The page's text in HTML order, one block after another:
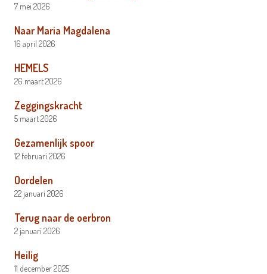
7 mei 2026
Naar Maria Magdalena
16 april 2026
HEMELS
26 maart 2026
Zeggingskracht
5 maart 2026
Gezamenlijk spoor
12 februari 2026
Oordelen
22 januari 2026
Terug naar de oerbron
2 januari 2026
Heilig
11 december 2025